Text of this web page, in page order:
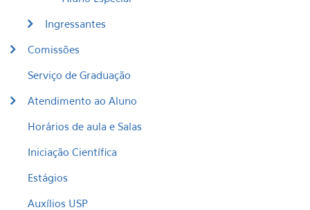
Ingressantes
Comissões
Serviço de Graduação
Atendimento ao Aluno
Horários de aula e Salas
Iniciação Científica
Estágios
Auxílios USP